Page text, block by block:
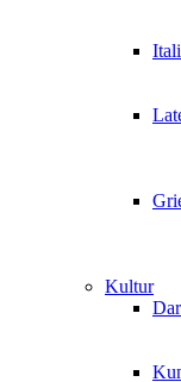
Kultur